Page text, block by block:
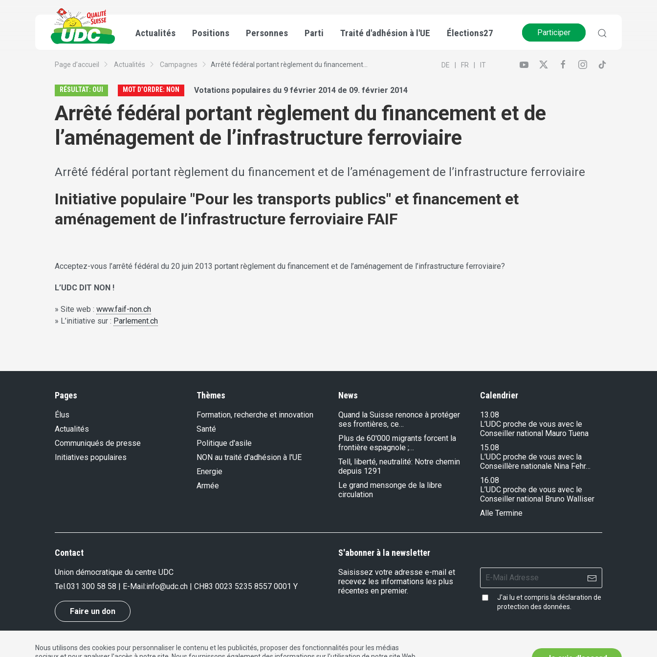
Actualités Positions Personnes Parti Traité d'adhésion à l'UE Élections27 Participer
Page d’accueil Actualités Campagnes Arrêté fédéral portant règlement du financement... DE FR IT
RÉSULTAT: OUI MOT D’ORDRE: NON Votations populaires du 9 février 2014 de 09. février 2014
Arrêté fédéral portant règlement du financement et de
l’aménagement de l’infrastructure ferroviaire
Arrêté fédéral portant règlement du financement et de l’aménagement de l’infrastructure ferroviaire
Initiative populaire "Pour les transports publics" et financement et
aménagement de l’infrastructure ferroviaire FAIF
Acceptez-vous l’arrêté fédéral du 20 juin 2013 portant règlement du financement et de l’aménagement de l’infrastructure ferroviaire?
L’UDC DIT NON !
» Site web : www.faif-non.ch
» L’initiative sur : Parlement.ch
Pages
Élus
Actualités
Communiqués de presse
Initiatives populaires
Thèmes
Formation, recherche et innovation
Santé
Politique d'asile
NON au traité d'adhésion à l'UE
Energie
Armée
News
Quand la Suisse renonce à protéger
ses frontières, ce…
Plus de 60'000 migrants forcent la
frontière espagnole ;…
Tell, liberté, neutralité: Notre chemin
depuis 1291
Le grand mensonge de la libre
circulation
Calendrier
13.08
L’UDC proche de vous avec le
Conseiller national Mauro Tuena
15.08
L’UDC proche de vous avec la
Conseillère nationale Nina Fehr…
16.08
L’UDC proche de vous avec le
Conseiller national Bruno Walliser
Alle Termine
Contact
Union démocratique du centre UDC
Tel.031 300 58 58 | E-Mail:info@udc.ch | CH83 0023 5235 8557 0001 Y
Faire un don
S'abonner à la newsletter
Saisissez votre adresse e-mail et
recevez les informations les plus
récentes en premier.
J'ai lu et compris ladéclaration de
protection des données.
Nous utilisons des cookies pour personnaliser le contenu et les publicités, proposer des fonctionnalités pour les médias